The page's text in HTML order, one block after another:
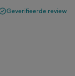
Geverifieerde review